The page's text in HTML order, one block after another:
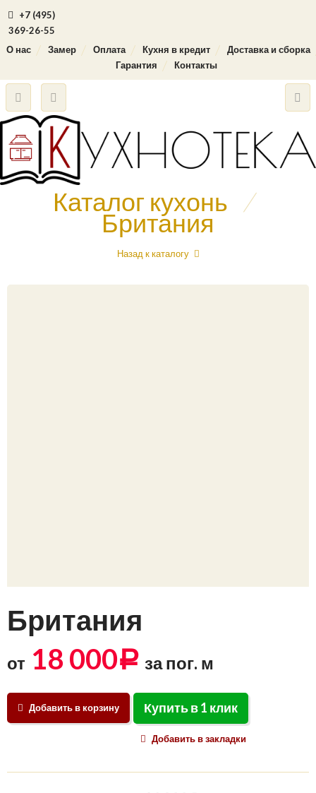
+7 (495)
369-26-55
О нас
Замер Оплата Кухня в кредит
Доставка и сборка
Гарантия
Контакты
Каталог кухонь /
Британия
Назад к каталогу
Британия
от 18 000Р за пог. м
Добавить в корзину Купить в 1 клик
Добавить в закладки